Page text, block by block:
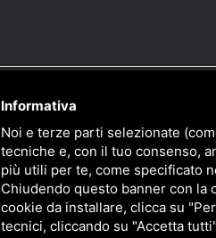
Informativa
Noi e terze parti selezionate
tecniche e, con il tuo consenso,
più utili per te, come specificato
Chiudendo questo banner con la
cookie da installare, clicca su
tecnici, cliccando su "Accetta